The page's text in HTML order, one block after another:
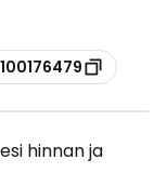
hinnan ja